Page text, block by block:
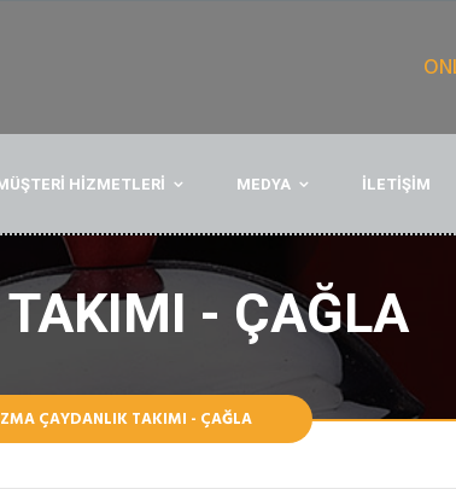
HİZMETLERİ MEDYA İLETİŞİM
- ÇAĞLA
ÇAYDANLIK TAKIMI - ÇAĞLA